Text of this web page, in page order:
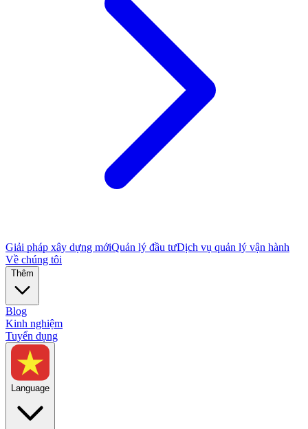
Giải pháp xây dựng mớiQuản lý đầu tưDịch vụ quản lý vận hành
Về chúng tôi
Thêm
Blog
Kinh nghiệm
Tuyển dụng
Language